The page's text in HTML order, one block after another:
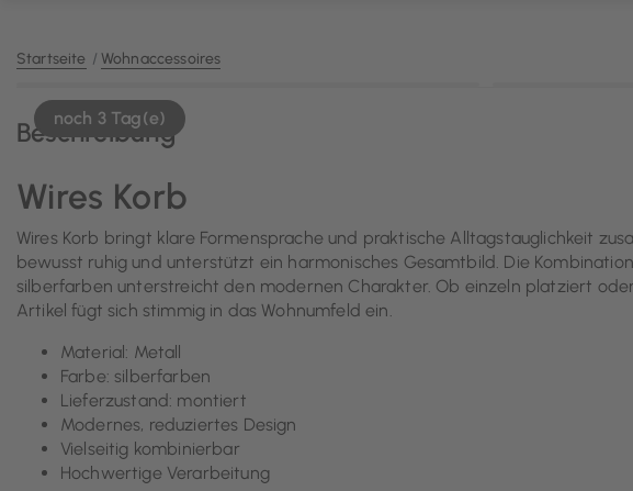
Startseite Wohnaccessoires
noch 3 Tag(e)
Beschreibung
Wires Korb
Wires Korb bringt klare Formensprache und praktische Alltagstauglichkeit
bewusst ruhig und unterstützt ein harmonisches Gesamtbild. Die
silberfarben unterstreicht den modernen Charakter. Ob einzeln platziert
Artikel fügt sich stimmig in das Wohnumfeld ein.
Material: Metall
Farbe: silberfarben
Lieferzustand: montiert
Modernes, reduziertes Design
Vielseitig kombinierbar
Hochwertige Verarbeitung